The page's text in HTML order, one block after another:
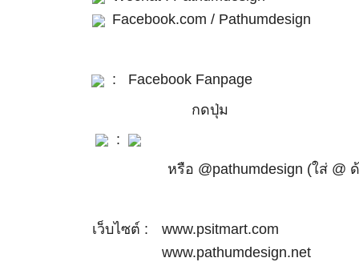
Facebook.com / Pathumdesign
: Facebook Fanpage
กดปุ่ม
:
หรือ @pathumdesign (ใส่ @ ด้
เว็บไซต์ : www.psitmart.com
www.pathumdesign.net